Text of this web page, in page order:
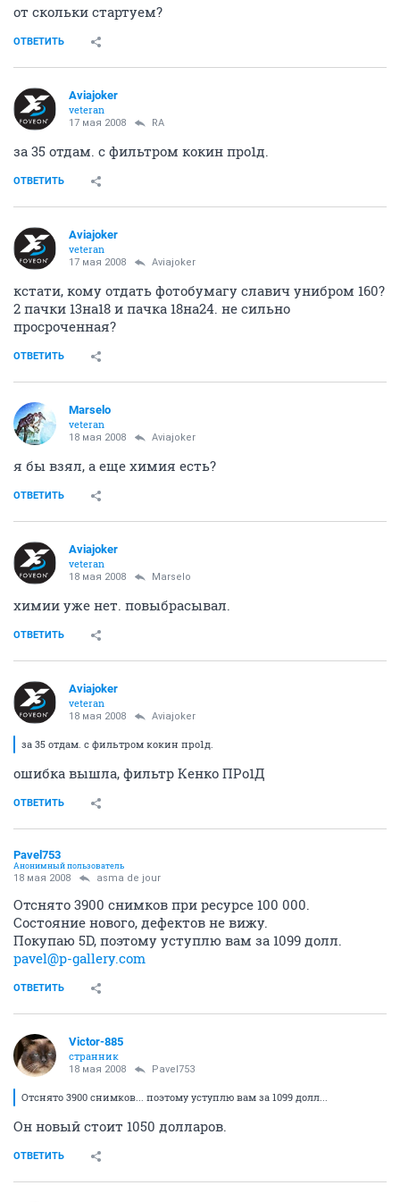
от скольки стартуем?
ОТВЕТИТЬ
Aviajoker
veteran
17 мая 2008 RA
за 35 отдам. с фильтром кокин про1д.
ОТВЕТИТЬ
Aviajoker
veteran
17 мая 2008 Aviajoker
кстати, кому отдать фотобумагу славич унибром 160?
2 пачки 13на18 и пачка 18на24. не сильно
просроченная?
ОТВЕТИТЬ
Marselo
veteran
18 мая 2008 Aviajoker
я бы взял, а еще химия есть?
ОТВЕТИТЬ
Aviajoker
veteran
18 мая 2008 Marselo
химии уже нет. повыбрасывал.
ОТВЕТИТЬ
Aviajoker
veteran
18 мая 2008 Aviajoker
за 35 отдам. с фильтром кокин про1д.
ошибка вышла, фильтр Кенко ПРо1Д
ОТВЕТИТЬ
Pavel753
Анонимный пользователь
18 мая 2008 asma de jour
Отснято 3900 снимков при ресурсе 100 000.
Состояние нового, дефектов не вижу.
Покупаю 5D, поэтому уступлю вам за 1099 долл.
pavel@p-gallery.com
ОТВЕТИТЬ
Victor-885
странник
18 мая 2008 Pavel753
Отснято 3900 снимков... поэтому уступлю вам за 1099 долл...
Он новый стоит 1050 долларов.
ОТВЕТИТЬ